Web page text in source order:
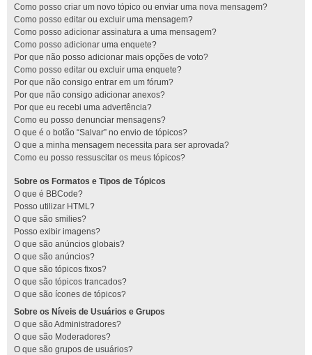
Como posso criar um novo tópico ou enviar uma nova mensagem?
Como posso editar ou excluir uma mensagem?
Como posso adicionar assinatura a uma mensagem?
Como posso adicionar uma enquete?
Por que não posso adicionar mais opções de voto?
Como posso editar ou excluir uma enquete?
Por que não consigo entrar em um fórum?
Por que não consigo adicionar anexos?
Por que eu recebi uma advertência?
Como eu posso denunciar mensagens?
O que é o botão “Salvar” no envio de tópicos?
O que a minha mensagem necessita para ser aprovada?
Como eu posso ressuscitar os meus tópicos?
Sobre os Formatos e Tipos de Tópicos
O que é BBCode?
Posso utilizar HTML?
O que são smilies?
Posso exibir imagens?
O que são anúncios globais?
O que são anúncios?
O que são tópicos fixos?
O que são tópicos trancados?
O que são ícones de tópicos?
Sobre os Níveis de Usuários e Grupos
O que são Administradores?
O que são Moderadores?
O que são grupos de usuários?